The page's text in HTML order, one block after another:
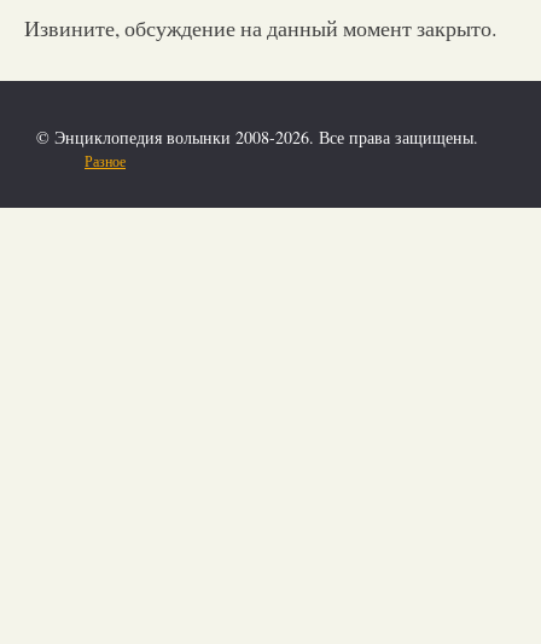
Извините, обсуждение на данный момент закрыто.
© Энциклопедия волынки 2008-2026. Все права защищены.
Разное